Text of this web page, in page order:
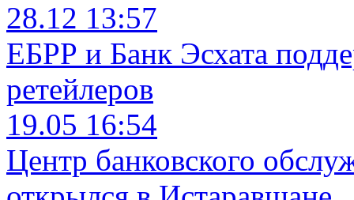
28.12 13:57
ЕБРР и Банк Эсхата
ретейлеров
19.05 16:54
Центр банковского